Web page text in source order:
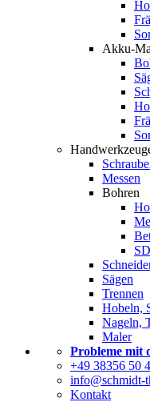
Akku-
Messen
Bohren
Sägen
Trennen
Hobeln,
Nageln,
Maler
Probleme mit
+49 38356 50
info@schmidt-
Kontakt